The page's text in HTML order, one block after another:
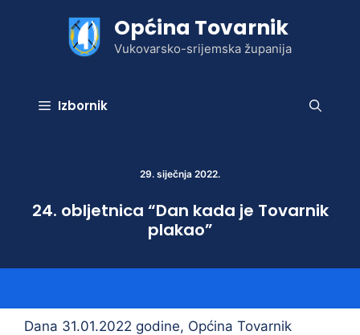
Općina Tovarnik
Vukovarsko-srijemska županija
Izbornik
29. siječnja 2022.
24. obljetnica “Dan kada je Tovarnik
plakao”
Dana 31.01.2022 godine, Općina Tovarnik